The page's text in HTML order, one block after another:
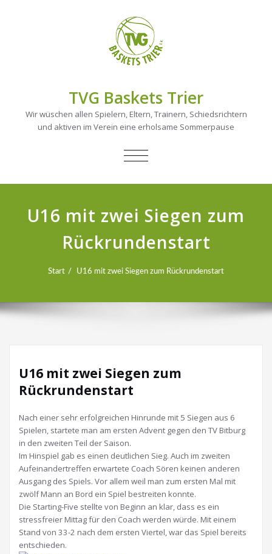
TVG Baskets Trier
Wir wüschen allen Spielern, Eltern, Trainern, Schiedsrichtern
und aktiven im Verein eine erholsame Sommerpause
NAVIGATION
U16 mit zwei Siegen zum
Rückrundenstart
Start U16 mit zwei Siegen zum Rückrundenstart
U16 mit zwei Siegen zum
Rückrundenstart
Nach einer sehr erfolgreichen Hinrunde mit 5 Siegen aus 6
Spielen, startete man am ersten Advent gegen den TV Bitburg
in den zweiten Teil der Saison.
Im Hinspiel gab es einen deutlichen Sieg. Auch im zweiten
Aufeinandertreffen erwartete Coach Sören keinen anderen
Ausgang des Spiels. Vor allem weil man zum ersten Mal mit
zwölf Mann an Bord ein Spiel bestreiten konnte.
Die Starting-Five stellte von Beginn an klar, dass es ein
stressfreier Mittag für den Coach werden würde. Mit einem
Stand von 33-2 nach dem ersten Viertel, war das Spiel bereits
entschieden.